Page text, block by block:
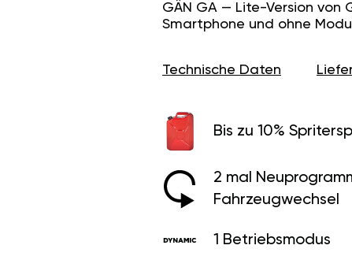
GÄN GA — Lite-Version von
Smartphone und ohne
Technische Daten
Bis zu 10%
2 mal
Fahrzeugwechsel
1 Betriebsmodus